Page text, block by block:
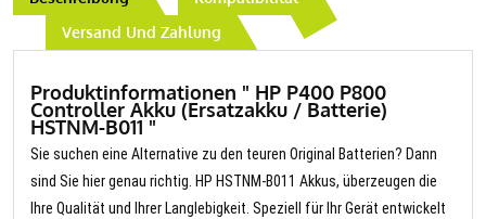
Versand Und Zahlung
Produktinformationen " HP P400 P800
Controller Akku (Ersatzakku / Batterie)
HSTNM-B011 "
Sie suchen eine Alternative zu den teuren Original Batterien? Dann
sind Sie hier genau richtig. HP HSTNM-B011 Akkus, überzeugen die
Ihre Qualität und Ihrer Langlebigkeit. Speziell für Ihr Gerät entwickelt